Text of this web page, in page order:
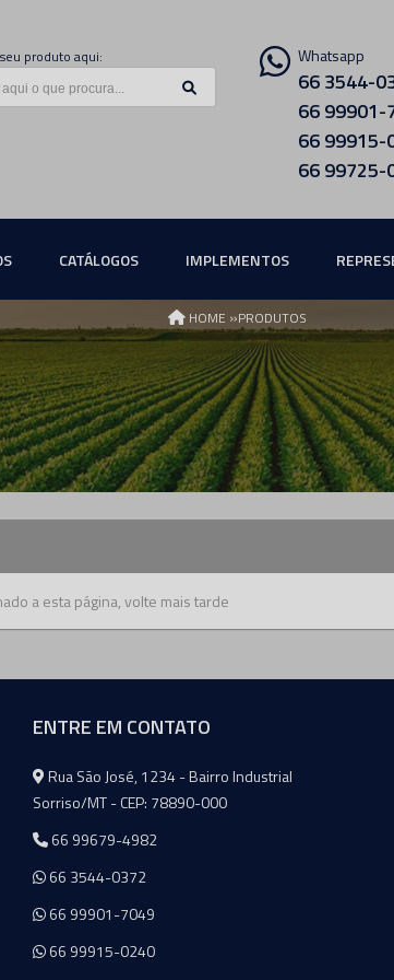
produto aqui: Whatsapp
66 3544-
66 99901-
66 99915-
66 99725-
CATÁLOGOS IMPLEMENTOS
HOME »PRODUTOS
a esta página, volte mais tarde
ENTRE EM CONTATO
Agromeq
Rua São José, 1234 - Bairro Industrial
Sorriso/MT - CEP: 78890-000
66 99679-4982
66 3544-0372
66 99901-7049
66 99915-0240